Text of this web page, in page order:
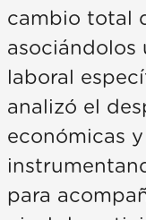
cambio total
asociándolos
laboral
analizó el
económicas
para